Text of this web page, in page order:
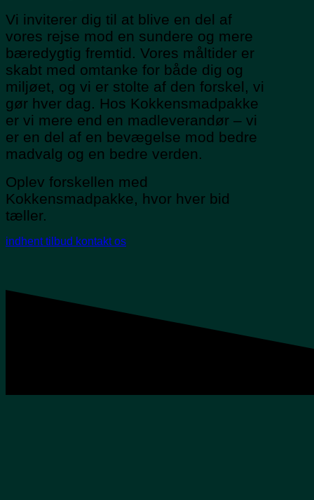
Vi inviterer dig til at blive en del af
vores rejse mod en sundere og mere
bæredygtig fremtid. Vores måltider er
skabt med omtanke for både dig og
miljøet, og vi er stolte af den forskel, vi
gør hver dag. Hos Kokkensmadpakke
er vi mere end en madleverandør – vi
er en del af en bevægelse mod bedre
madvalg og en bedre verden.
Oplev forskellen med
Kokkensmadpakke, hvor hver bid
tæller.
indhent tilbud kontakt os